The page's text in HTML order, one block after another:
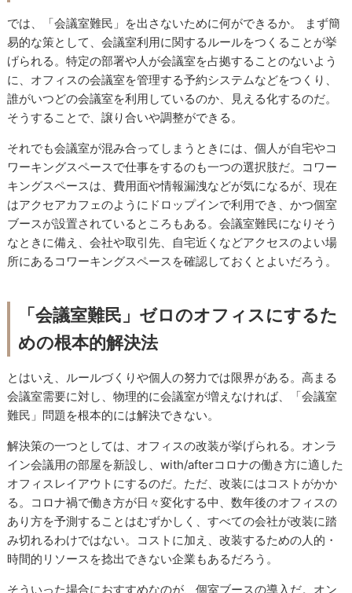
では、「会議室難民」を出さないために何ができるか。 まず簡
易的な策として、会議室利用に関するルールをつくることが挙
げられる。特定の部署や人が会議室を占拠することのないよう
に、オフィスの会議室を管理する予約システムなどをつくり、
誰がいつどの会議室を利用しているのか、見える化するのだ。
そうすることで、譲り合いや調整ができる。
それでも会議室が混み合ってしまうときには、個人が自宅やコ
ワーキングスペースで仕事をするのも一つの選択肢だ。コワー
キングスペースは、費用面や情報漏洩などが気になるが、現在
はアクセアカフェのようにドロップインで利用でき、かつ個室
ブースが設置されているところもある。会議室難民になりそう
なときに備え、会社や取引先、自宅近くなどアクセスのよい場
所にあるコワーキングスペースを確認しておくとよいだろう。
「会議室難民」ゼロのオフィスにするた
めの根本的解決法
とはいえ、ルールづくりや個人の努力では限界がある。高まる
会議室需要に対し、物理的に会議室が増えなければ、「会議室
難民」問題を根本的には解決できない。
解決策の一つとしては、オフィスの改装が挙げられる。オンラ
イン会議用の部屋を新設し、with/afterコロナの働き方に適した
オフィスレイアウトにするのだ。ただ、改装にはコストがかか
る。コロナ禍で働き方が日々変化する中、数年後のオフィスの
あり方を予測することはむずかしく、すべての会社が改装に踏
み切れるわけではない。コストに加え、改装するための人的・
時間的リソースを捻出できない企業もあるだろう。
そういった場合におすすめなのが、個室ブースの導入だ。オン